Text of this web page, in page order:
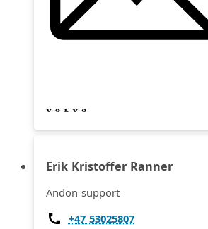
Erik Kristoffer Ranner
Andon support
+47 53025807